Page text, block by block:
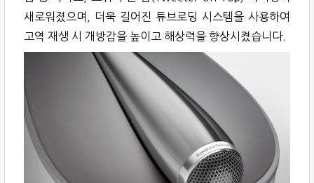
새로워졌으며, 더욱 길어진 튜브로딩 시스템을 사용하여
고역 재생 시 개방감을 높이고 해상력을 향상시켰습니다.